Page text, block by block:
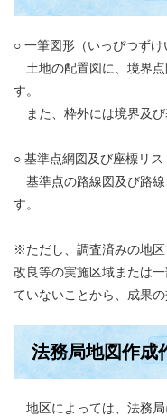
○ 一筆図形（いっぴつずけ
土地の配置図に、境界
す。
また、枠外には境界及び
○ 基準点網図及び座標リス
基準点の路線図及び路
す。
※ただし、調査済みの地
改良等の実施区域または
ていないことから、成果
法務局地図作成
地区によっては、法務局